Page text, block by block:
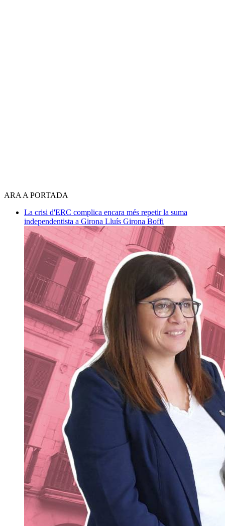
ARA A PORTADA
La crisi d'ERC complica encara més repetir la suma
independentista a Girona Lluís Girona Boffi